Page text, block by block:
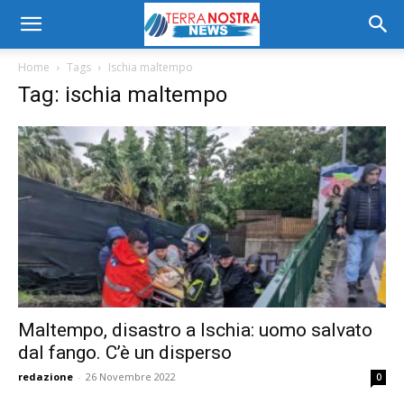
Home Tags Ischia maltempo
Tag: ischia maltempo
Maltempo, disastro a Ischia: uomo salvato
dal fango. C’è un disperso
redazione - 26 Novembre 2022 0